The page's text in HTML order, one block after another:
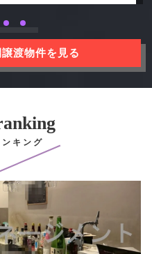
渡物件を見る
キング